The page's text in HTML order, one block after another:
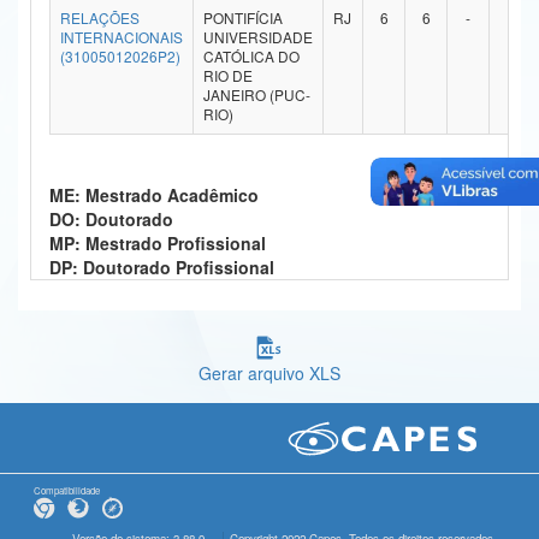
Ministério da Ciência, Tecnologia, Inovações e Comunicações
Controladoria-Geral da União
Ministério da Mulher, da Família e dos Direitos Humanos
Banco Central do Brasil
RELAÇÕES
INTERNACIONAIS
(31005012026P2)
PONTIFÍCIA
UNIVERSIDADE
CATÓLICA DO
RIO DE
JANEIRO (PUC-
RIO)
RJ 6 6 -
ME: Mestrado Acadêmico
DO: Doutorado
MP: Mestrado Profissional
DP: Doutorado Profissional
Gerar arquivo XLS
Compatibilidade